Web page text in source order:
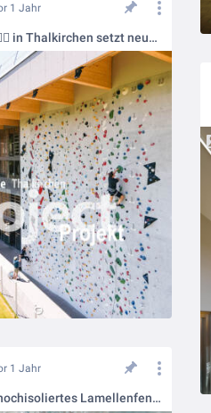
1 Jahr
Boulderhalle🧗🏻‍♂️ in Thalkirchen setzt neue Maßstäbe in Sachen Funktionalität und Komfort
1 Jahr
GuardAir - ein hochisoliertes Lamellenfenster🎇